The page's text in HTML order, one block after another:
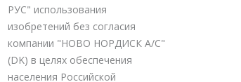
РУС" использования
изобретений без согласия
компании "НОВО НОРДИСК А/С"
(DK) в целях обеспечения
населения Российской